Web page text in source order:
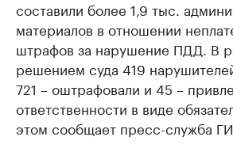
составили более 1,9 тыс.
материалов в отношении
штрафов за нарушение ПДД. В
решением суда 419
721 – оштрафовали и 45 –
ответственности в виде
этом сообщает пресс-служба